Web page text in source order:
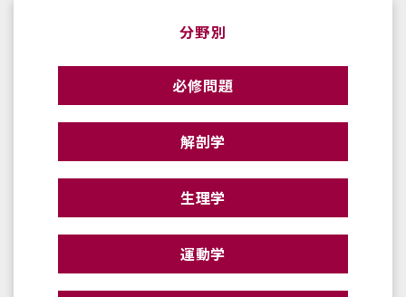
分野別
必修問題
解剖学
生理学
運動学